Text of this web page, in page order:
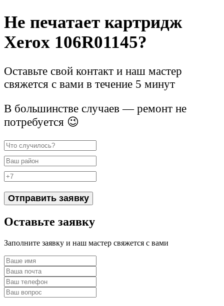
Не печатает картридж
Xerox 106R01145?
Оставьте свой контакт и наш мастер
свяжется с вами в течение 5 минут
В большинстве случаев — ремонт не
потребуется 😉
Отправить заявку
Оставьте заявку
Заполните заявку и наш мастер свяжется с вами